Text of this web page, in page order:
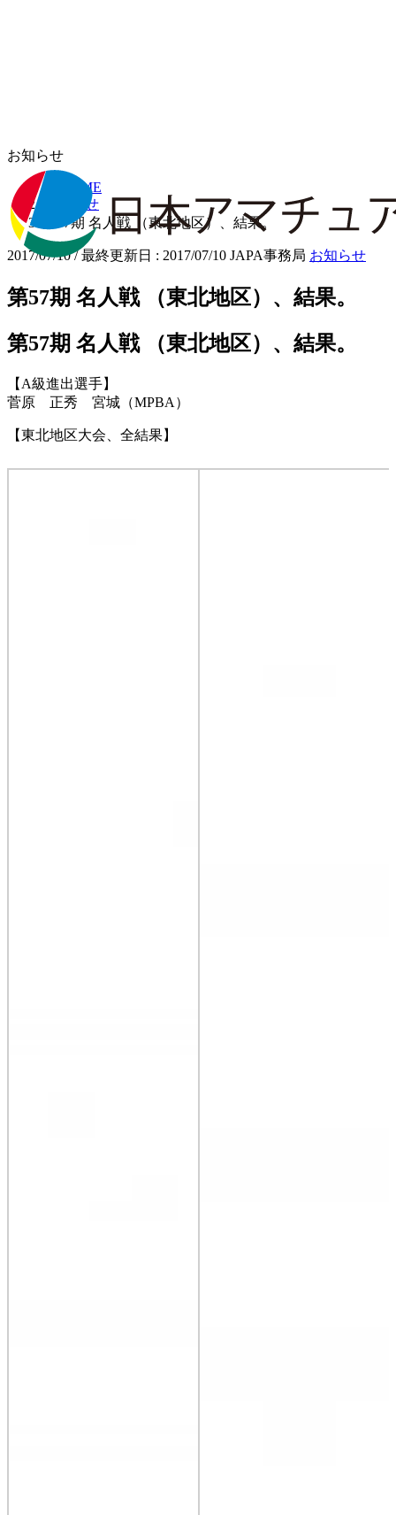
お知らせ
HOME
お知らせ
第57期 名人戦 （東北地区）、結果。
2017/07/10 / 最終更新日 : 2017/07/10 JAPA事務局 お知らせ
第57期 名人戦 （東北地区）、結果。
第57期 名人戦 （東北地区）、結果。
【A級進出選手】
菅原 正秀 宮城（MPBA）
【東北地区大会、全結果】